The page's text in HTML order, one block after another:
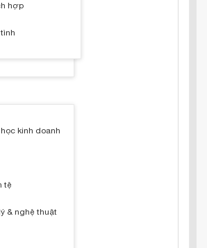
hợp
kinh doanh
tệ
& nghệ thuật